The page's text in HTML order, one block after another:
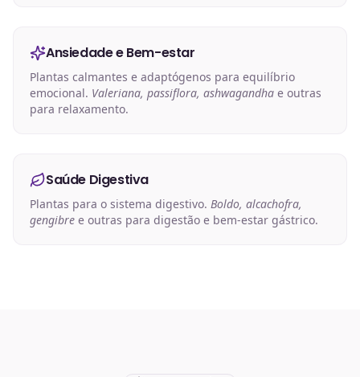
Ansiedade e Bem-estar
Plantas calmantes e adaptógenos para equilíbrio
emocional. Valeriana, passiflora, ashwagandha e outras
para relaxamento.
Saúde Digestiva
Plantas para o sistema digestivo. Boldo, alcachofra,
gengibre e outras para digestão e bem-estar gástrico.